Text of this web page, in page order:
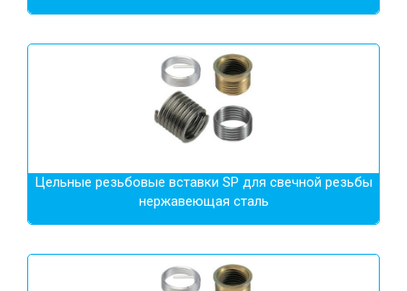
Цельные резьбовые вставки SP для свечной резьбы
нержавеющая сталь